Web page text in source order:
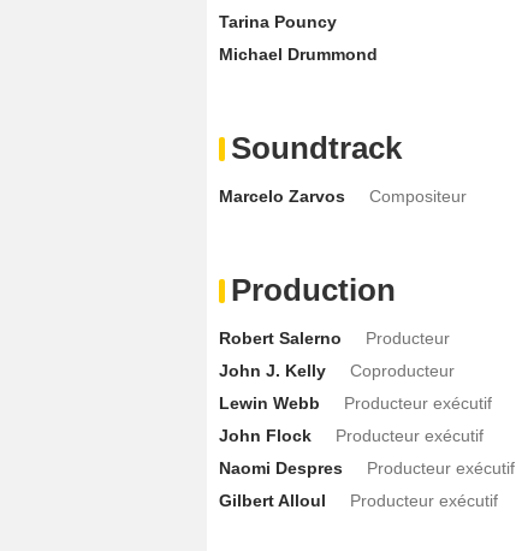
Tarina Pouncy
Michael Drummond
Soundtrack
Marcelo Zarvos Compositeur
Production
Robert Salerno
Producteur
John J. Kelly
Coproducteur
Lewin Webb
Producteur exécutif
John Flock
Producteur exécutif
Naomi Despres
Producteur exécutif
Gilbert Alloul
Producteur exécutif